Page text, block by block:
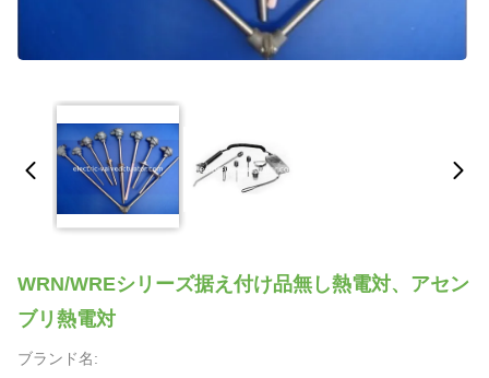
WRN/WREシリーズ据え付け品無し熱電対、アセン
ブリ熱電対
ブランド名: